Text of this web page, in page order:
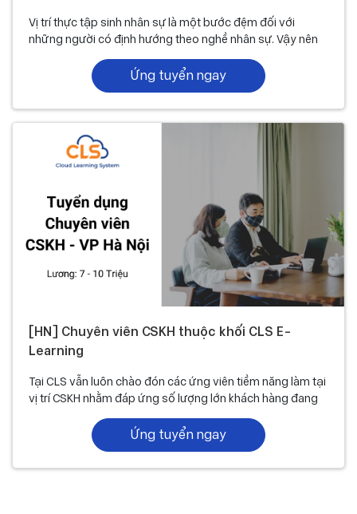
Vị trí thực tập sinh nhân sự là một bước đệm đối với
những người có định hướng theo nghề nhân sự. Vậy nên
tuyển vào vị trí này.
Ứng tuyển ngay
[HN] Chuyên viên CSKH thuộc khối CLS E-
Learning
Tại CLS vẫn luôn chào đón các ứng viên tiềm năng làm tại
vị trí CSKH nhằm đáp ứng số lượng lớn khách hàng đang
Ứng tuyển ngay